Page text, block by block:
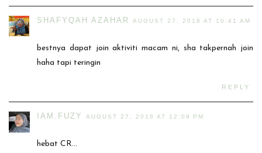
SHAFYQAH AZAHAR AUGUST 27, 2018 AT 10:41 AM
bestnya dapat join aktiviti macam ni, sha takpernah join
haha tapi teringin
REPLY
IAM.FUZY AUGUST 27, 2018 AT 12:09 PM
hebat CR...